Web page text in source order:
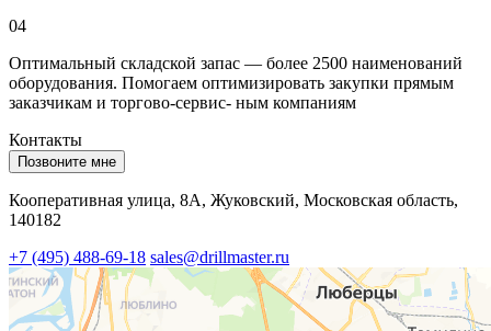
04
Оптимальный складской запас — более 2500 наименований
оборудования. Помогаем оптимизировать закупки прямым
заказчикам и торгово-сервис- ным компаниям
Контакты
Позвоните мне
Кооперативная улица, 8А, Жуковский, Московская область,
140182
+7 (495) 488-69-18 sales@drillmaster.ru